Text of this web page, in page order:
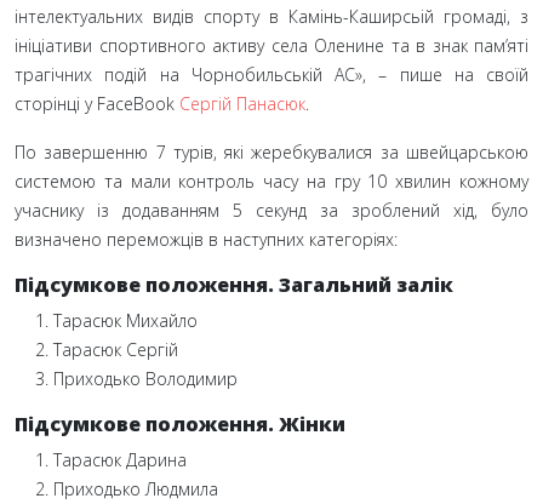
інтелектуальних видів спорту в Камінь-Каширсьій громаді, з
ініціативи спортивного активу села Оленине та в знак пам’яті
трагічних подій на Чорнобильській АС», – пише на своїй
сторінці у FaceBook Сергій Панасюк
По завершенню 7 турів, які жеребкувалися за швейцарською
системою та мали контроль часу на гру 10 хвилин кожному
учаснику із додаванням 5
секунд за зроблений хід, було
визначено переможців в наступних категоріях:
Підсумкове положення. Загальний залік
Тарасюк Михайло
Тарасюк Сергій
Приходько Володимир
Підсумкове положення. Жінки
Тарасюк Дарина
Приходько Людмила